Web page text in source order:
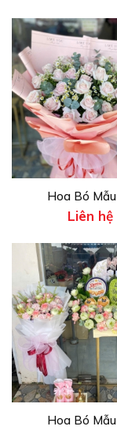
Hoa Bó
Liên hệ
Hoa Bó